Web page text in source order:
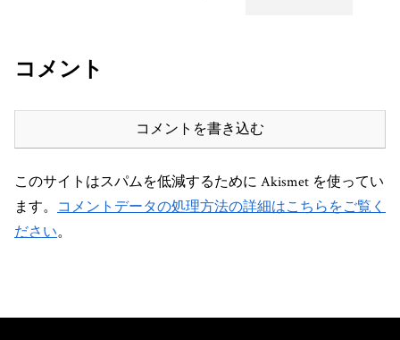
コメント
コメントを書き込む
このサイトはスパムを低減するために Akismet を使ってい
ます。 コメントデータの処理方法の詳細はこちらをご覧く
ださい。